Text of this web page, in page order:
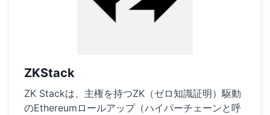
ZKStack
ZK Stackは、主権を持つZK（ゼロ知識証明）駆動
のEthereumロールアップ（ハイパーチェーンと呼